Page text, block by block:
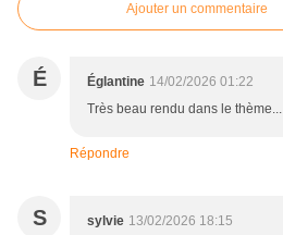
Ajouter un commentaire
É Églantine 14/02/2026 01:22
Très beau rendu dans le thème...
Répondre
S sylvie 13/02/2026 18:15